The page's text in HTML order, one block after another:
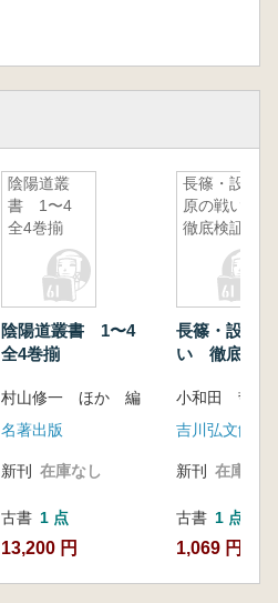
陰陽道叢
書 1〜4
全4巻揃
陰陽道叢書 1〜4
全4巻揃
村山修一 ほか 編
名著出版
新刊 在庫なし
古書 1 点
13,200 円
長篠・設楽
原の戦い
徹底検証
長篠・設楽
い 徹底検
吉川弘文館
新刊 在庫なし
古書 1 点
1,069 円